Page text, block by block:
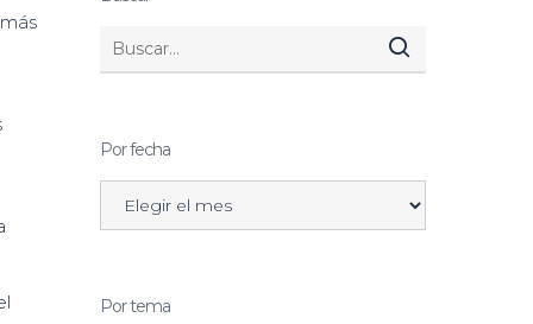
Por fecha
Por tema